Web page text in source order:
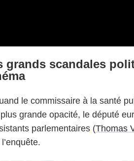
grands scandales
le commissaire à la santé
grande opacité, le député
parlementaires (Thomas